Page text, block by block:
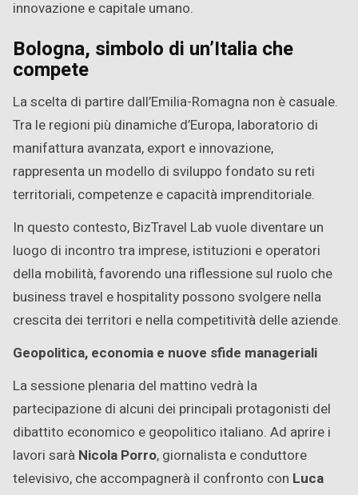
innovazione e capitale umano.
Bologna, simbolo di un’Italia che
compete
La scelta di partire dall’Emilia-Romagna non è casuale.
Tra le regioni più dinamiche d’Europa, laboratorio di
manifattura avanzata, export e innovazione,
rappresenta un modello di sviluppo fondato su reti
territoriali, competenze e capacità imprenditoriale.
In questo contesto, BizTravel Lab vuole diventare un
luogo di incontro tra imprese, istituzioni e operatori
della mobilità, favorendo una riflessione sul ruolo che
business travel e hospitality possono svolgere nella
crescita dei territori e nella competitività delle aziende.
Geopolitica, economia e nuove sfide manageriali
La sessione plenaria del mattino vedrà la
partecipazione di alcuni dei principali protagonisti del
dibattito economico e geopolitico italiano. Ad aprire i
lavori sarà Nicola Porro, giornalista e conduttore
televisivo, che accompagnerà il confronto con Luca